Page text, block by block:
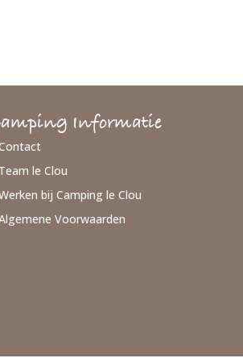
Informatie
Team le Clou
bij Camping le Clou
Voorwaarden